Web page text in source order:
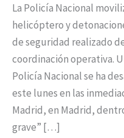
La Policía Nacional
helicóptero y
de seguridad realizado
coordinación operativa.
Policía Nacional se ha
este lunes en las
Madrid, en Madrid,
grave” […]